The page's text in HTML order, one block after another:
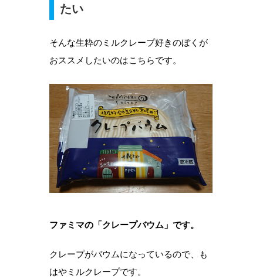
たい
そんな生粋のミルクレープ好きのぼくが
おススメしたいのはこちらです。
ファミマの「クレープバウム」です。
クレープがバウムになっているので、も
はやミルクレープです。